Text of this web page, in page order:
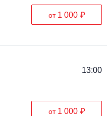
от 1 000 ₽
13:00
от 1 000 ₽